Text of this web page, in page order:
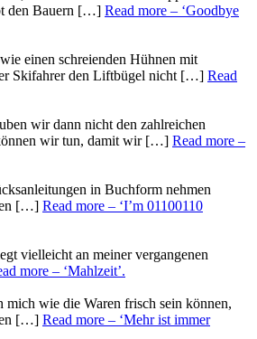
den Bauern […] Read more – ‘Goodbye
einen schreienden Hühnen mit
Skifahrer den Liftbügel nicht […] Read
wir dann nicht den zahlreichen
können wir tun, damit wir […] Read more –
in Buchform nehmen
[…] Read more – ‘I’m 01100110
vielleicht an meiner vergangenen
more – ‘Mahlzeit’.
mich wie die Waren frisch sein können,
[…] Read more – ‘Mehr ist immer